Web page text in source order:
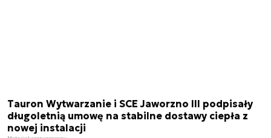
Tauron Wytwarzanie i SCE Jaworzno III podpisały
długoletnią umowę na stabilne dostawy ciepła z
nowej instalacji